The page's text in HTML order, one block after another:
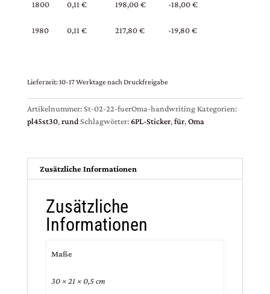
1800 0,11 € 198,00 € -18,00 €
1980 0,11 € 217,80 € -19,80 €
Lieferzeit:10-17 Werktage nach Druckfreigabe
Artikelnummer:St-02-22-fuerOma-handwriting Kategorien:
pl45st30,rund Schlagwörter:6PL-Sticker,für,Oma
Zusätzliche Informationen
Zusätzliche
Informationen
Maße
30 × 21 × 0,5 cm